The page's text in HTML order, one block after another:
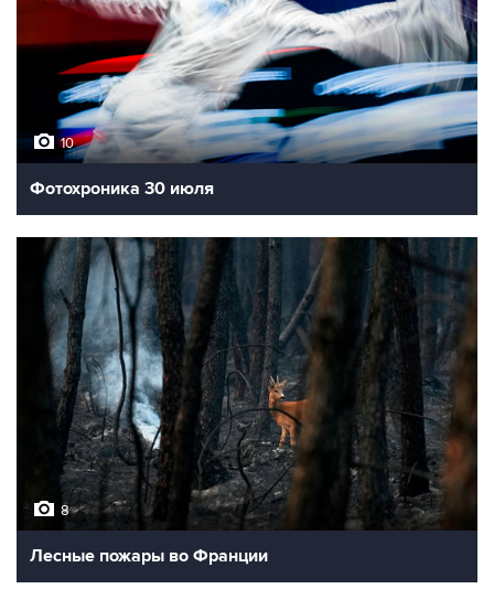
10
Фотохроника 30 июля
8
Лесные пожары во Франции